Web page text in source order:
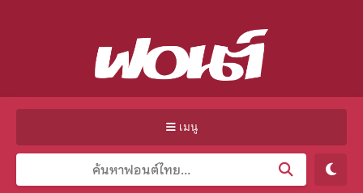
เมนู